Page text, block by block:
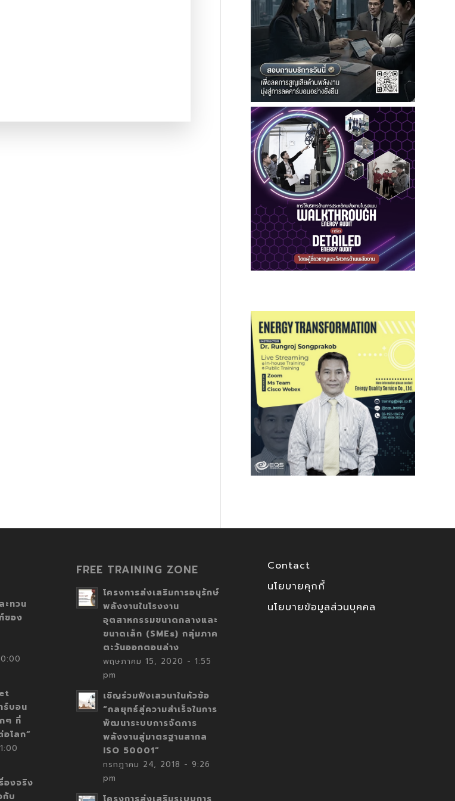
ะทวน
ของ
ร์บอน
ๆ ที่
โลก”
องจริง
กับ
FREE TRAINING ZONE
โครงการส่งเสริมการอนุรักษ์
พลังงานในโรงงาน
อุตสาหกรรมขนาดกลางและ
ขนาดเล็ก (SMEs) กลุ่มภาค
ตะวันออกตอนล่าง
พฤษภาคม 15, 2020 - 1:55
pm
เชิญร่วมฟังเสวนาในหัวข้อ
“กลยุทธ์สู่ความสำเร็จในการ
พัฒนาระบบการจัดการ
พลังงานสู่มาตรฐานสากล
ISO 50001”
กรกฎาคม 24, 2018 - 9:26
pm
Contact
นโยบายคุกกี้
นโยบายข้อมูลส่วนบุคคล